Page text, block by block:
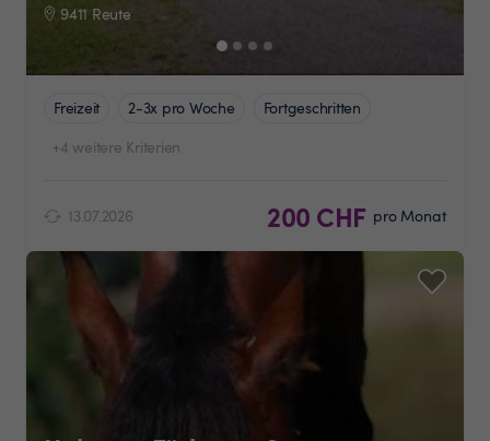
9411 Reute
Freizeit 2-3x pro Woche
Fortgeschritten
+4 weitere Kriterien
13.07.2026 200 CHF pro Monat